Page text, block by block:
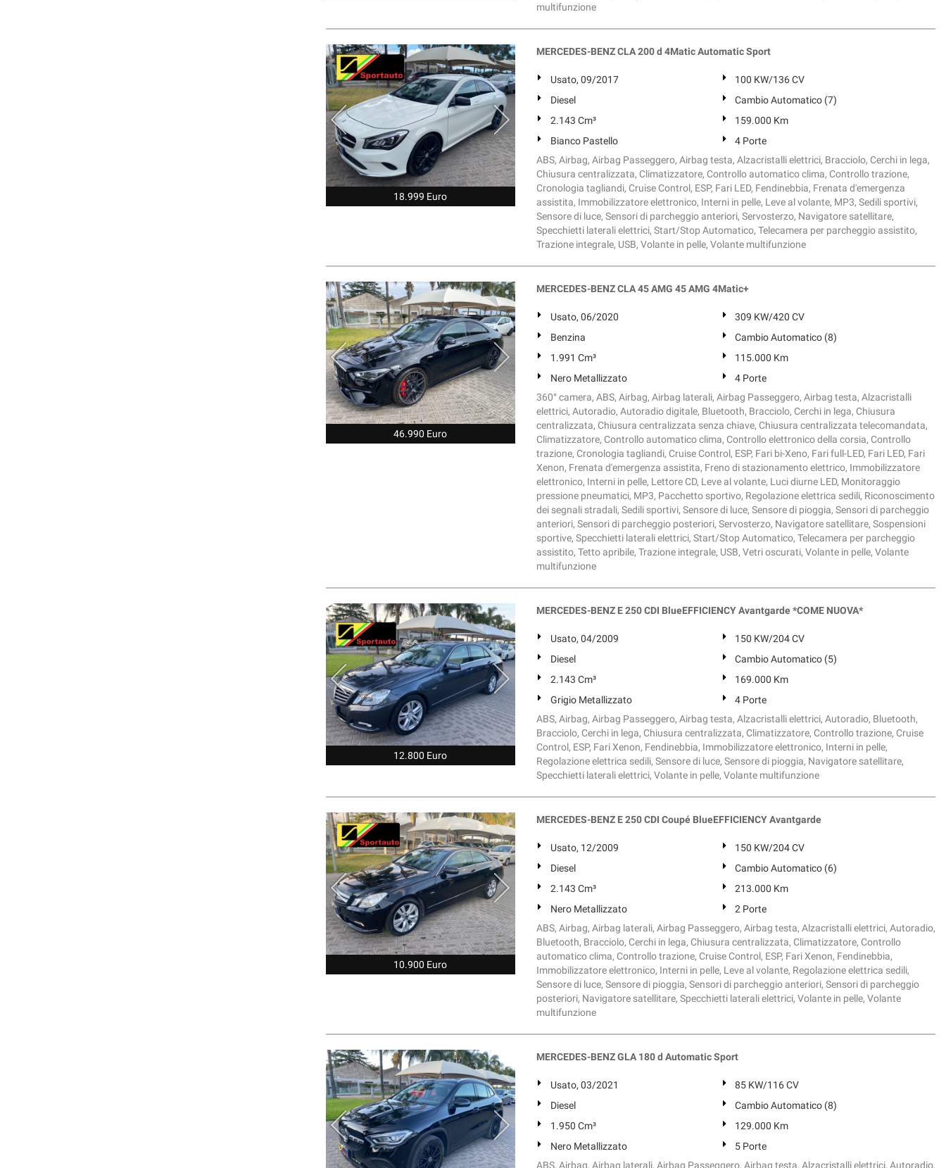
multifunzione
18.999 Euro
MERCEDES-BENZ CLA 200 d 4Matic Automatic Sport
Usato, 09/2017
100 KW/136 CV
Diesel
Cambio Automatico (7)
2.143 Cm³
159.000 Km
Bianco Pastello
4 Porte
ABS, Airbag, Airbag Passeggero, Airbag testa, Alzacristalli elettrici, Bracciolo, Cerchi in lega,
Chiusura centralizzata, Climatizzatore, Controllo automatico clima, Controllo trazione,
Cronologia tagliandi, Cruise Control, ESP, Fari LED, Fendinebbia, Frenata d'emergenza
assistita, Immobilizzatore elettronico, Interni in pelle, Leve al volante, MP3, Sedili sportivi,
Sensore di luce, Sensori di parcheggio anteriori, Servosterzo, Navigatore satellitare,
Specchietti laterali elettrici, Start/Stop Automatico, Telecamera per parcheggio assistito,
Trazione integrale, USB, Volante in pelle, Volante multifunzione
46.990 Euro
MERCEDES-BENZ CLA 45 AMG 45 AMG 4Matic+
Usato, 06/2020
309 KW/420 CV
Benzina
Cambio Automatico (8)
1.991 Cm³
115.000 Km
Nero Metallizzato
4 Porte
360° camera, ABS, Airbag, Airbag laterali, Airbag Passeggero, Airbag testa, Alzacristalli
elettrici, Autoradio, Autoradio digitale, Bluetooth, Bracciolo, Cerchi in lega, Chiusura
centralizzata, Chiusura centralizzata senza chiave, Chiusura centralizzata telecomandata,
Climatizzatore, Controllo automatico clima, Controllo elettronico della corsia, Controllo
trazione, Cronologia tagliandi, Cruise Control, ESP, Fari bi-Xeno, Fari full-LED, Fari LED, Fari
Xenon, Frenata d'emergenza assistita, Freno di stazionamento elettrico, Immobilizzatore
elettronico, Interni in pelle, Lettore CD, Leve al volante, Luci diurne LED, Monitoraggio
pressione pneumatici, MP3, Pacchetto sportivo, Regolazione elettrica sedili, Riconoscimento
dei segnali stradali, Sedili sportivi, Sensore di luce, Sensore di pioggia, Sensori di parcheggio
anteriori, Sensori di parcheggio posteriori, Servosterzo, Navigatore satellitare, Sospensioni
sportive, Specchietti laterali elettrici, Start/Stop Automatico, Telecamera per parcheggio
assistito, Tetto apribile, Trazione integrale, USB, Vetri oscurati, Volante in pelle, Volante
multifunzione
12.800 Euro
MERCEDES-BENZ E 250 CDI BlueEFFICIENCY Avantgarde *COME NUOVA*
Usato, 04/2009
150 KW/204 CV
Diesel
Cambio Automatico (5)
2.143 Cm³
169.000 Km
Grigio Metallizzato
4 Porte
ABS, Airbag, Airbag Passeggero, Airbag testa, Alzacristalli elettrici, Autoradio, Bluetooth,
Bracciolo, Cerchi in lega, Chiusura centralizzata, Climatizzatore, Controllo trazione, Cruise
Control, ESP, Fari Xenon, Fendinebbia, Immobilizzatore elettronico, Interni in pelle,
Regolazione elettrica sedili, Sensore di luce, Sensore di pioggia, Navigatore satellitare,
Specchietti laterali elettrici, Volante in pelle, Volante multifunzione
10.900 Euro
MERCEDES-BENZ E 250 CDI Coupé BlueEFFICIENCY Avantgarde
Usato, 12/2009
150 KW/204 CV
Diesel
Cambio Automatico (6)
2.143 Cm³
213.000 Km
Nero Metallizzato
2 Porte
ABS, Airbag, Airbag laterali, Airbag Passeggero, Airbag testa, Alzacristalli elettrici, Autoradio,
Bluetooth, Bracciolo, Cerchi in lega, Chiusura centralizzata, Climatizzatore, Controllo
automatico clima, Controllo trazione, Cruise Control, ESP, Fari Xenon, Fendinebbia,
Immobilizzatore elettronico, Interni in pelle, Leve al volante, Regolazione elettrica sedili,
Sensore di luce, Sensore di pioggia, Sensori di parcheggio anteriori, Sensori di parcheggio
posteriori, Navigatore satellitare, Specchietti laterali elettrici, Volante in pelle, Volante
multifunzione
MERCEDES-BENZ GLA 180 d Automatic Sport
Usato, 03/2021
85 KW/116 CV
Diesel
Cambio Automatico (8)
1.950 Cm³
129.000 Km
Nero Metallizzato
5 Porte
ABS, Airbag, Airbag laterali, Airbag Passeggero, Airbag testa, Alzacristalli elettrici, Autoradio,